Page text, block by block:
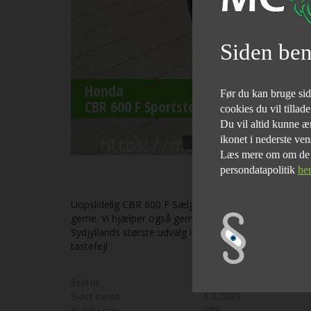
Honda
CBR 600 F Sportstouring
Uopslidelig CBR 600 F Sælges. Lyder og kører
gerne. Vi hjælper også gerne med en god og billig
Sydjyllands største udvalg i nye/brugte motorcykler
tastefejl
1.3.2025
Siden
Før du kan bruge
cookies du vil
Du vil altid kunne
ikonet i nederste
Læs mere om om
persondatapolitik her